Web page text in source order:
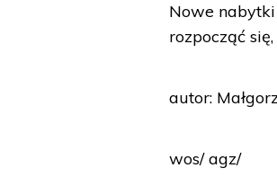
Nowe
rozpocząć
autor:
wos/ agz/